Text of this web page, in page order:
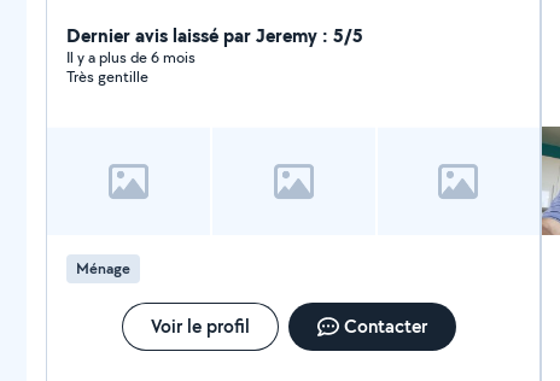
meuble,espace vert,déménagement et pose papier
peint. Je suis disponible aussi pour faire des trajets
pour vous amener en courses ou à des rdv.
Dernier avis laissé par Jeremy : 5/5
Il y a plus de 6 mois
Très gentille
Ménage
Voir le profil Contacter